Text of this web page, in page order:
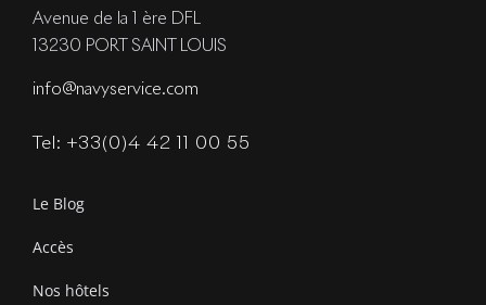
Avenue de la 1 ère DFL
13230 PORT SAINT LOUIS
info@navyservice.com
Tel: +33(0)4 42 11 00 55
Le Blog
Accès
Nos hôtels